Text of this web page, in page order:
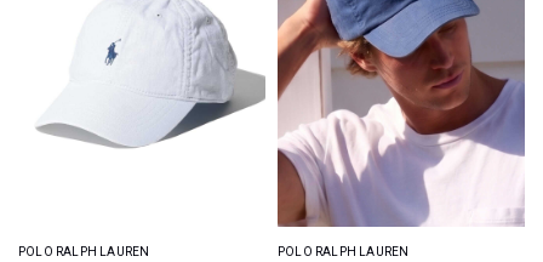
POLO RALPH LAUREN POLO RALPH LAUREN